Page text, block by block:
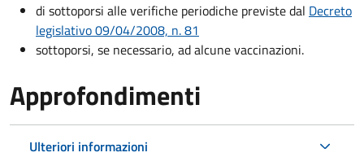
di sottoporsi alle verifiche periodiche previste dal Decreto
legislativo 09/04/2008, n. 81
sottoporsi, se necessario, ad alcune vaccinazioni.
Approfondimenti
Ulteriori informazioni